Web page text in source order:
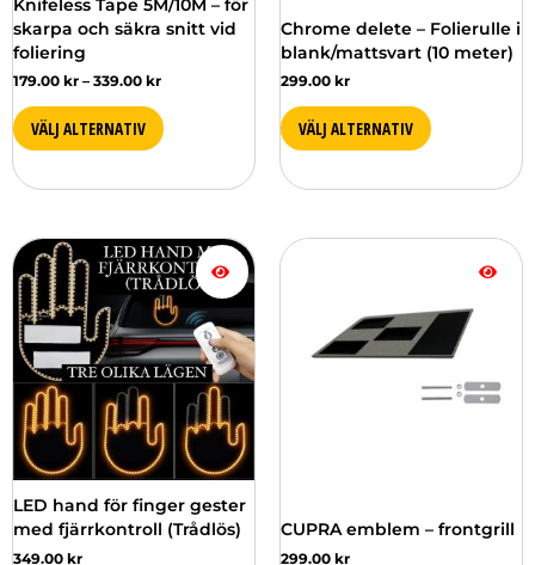
Knifeless Tape 5M/10M – för
skarpa och säkra snitt vid
foliering
179.00 kr – 339.00 kr
VÄLJ ALTERNATIV
på
produktsidan
Chrome delete – Folierulle i
blank/mattsvart (10 meter)
299.00 kr
VÄLJ ALTERNATIV
produktsidan
LED hand för finger gester
med fjärrkontroll (Trådlös)
349.00 kr
CUPRA emblem – frontgrill
299.00 kr